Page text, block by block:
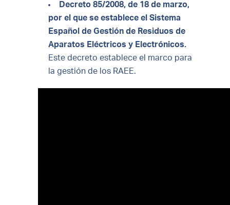
Decreto 85/2008, de 18 de marzo,
por el que se establece el Sistema
Español de Gestión de Residuos de
Aparatos Eléctricos y Electrónicos.
Este decreto establece el marco para
la gestión de los RAEE.